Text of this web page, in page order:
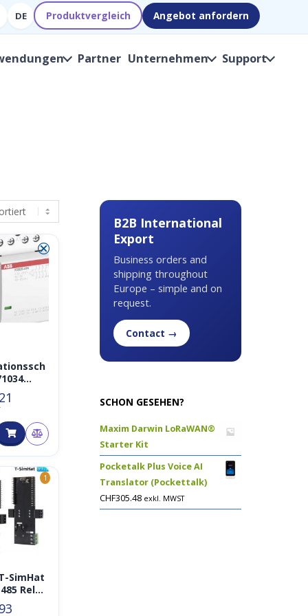
DE Produktvergleich Angebot anfordern
Partner Unternehmen Support
B2B International
Export
Business orders and
shipping throughout
Europe – simple and on
request.
Contact →
SCHON GESEHEN?
Maxim Darwin LoRaWAN®
Starter Kit
Pocketalk Plus Voice AI
Translator (Pockettalk)
CHF305.48 exkl. MWST
⮿
06
1
SimHat
Relay